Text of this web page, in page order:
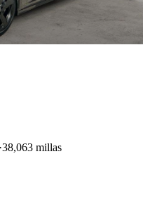
38,063 millas